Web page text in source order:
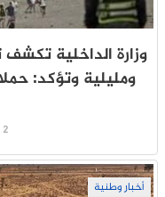
وزارة الداخلية
ومليلية وتؤكد:
2 أغسطس 2026
أخبار وطنية